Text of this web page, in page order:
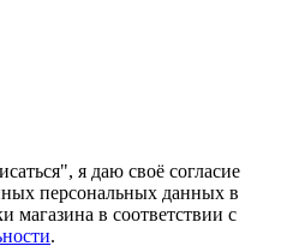
я даю своё согласие
персональных данных в
магазина в соответствии с
.